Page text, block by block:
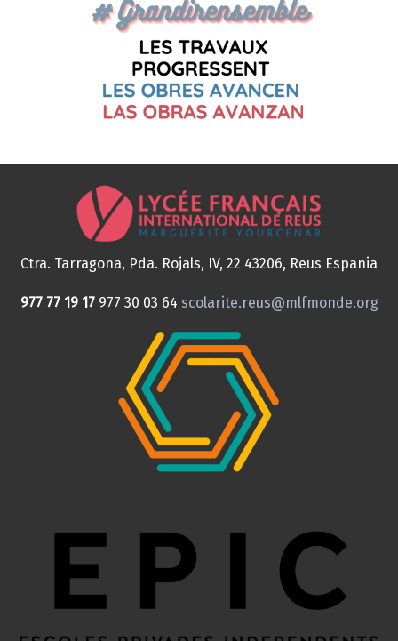
Ctra. Tarragona, Pda. Rojals, IV, 22 43206, Reus Espania
977 77 19 17 977 30 03 64 scolarite.reus@mlfmonde.org